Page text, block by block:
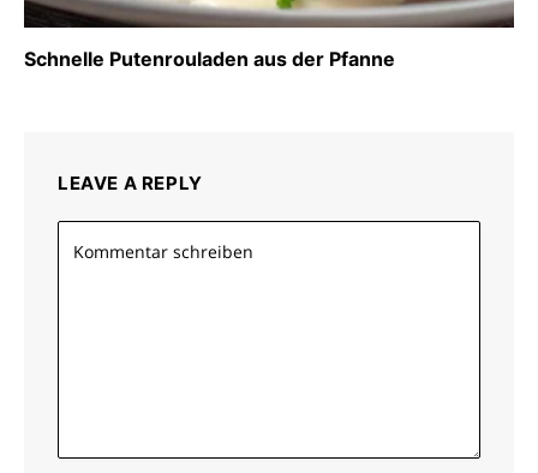
Schnelle Putenrouladen aus der Pfanne
LEAVE A REPLY